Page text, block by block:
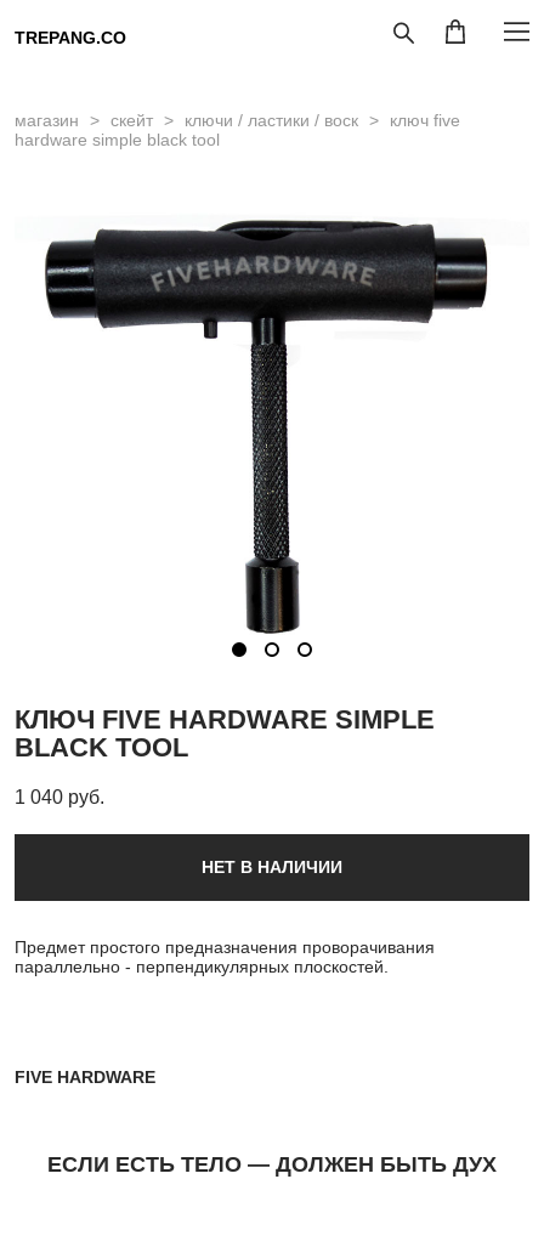
TREPANG.CO
магазин > скейт > ключи / ластики / воск >
ключ five
hardware simple black tool
КЛЮЧ FIVE HARDWARE SIMPLE
BLACK TOOL
1 040 pуб.
НЕТ В НАЛИЧИИ
Предмет простого предназначения проворачивания
параллельно - перпендикулярных плоскостей.
FIVE HARDWARE
ЕСЛИ ЕСТЬ ТЕЛО — ДОЛЖЕН БЫТЬ ДУХ